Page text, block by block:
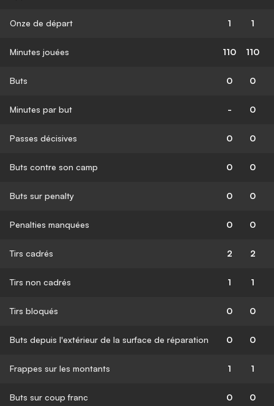
Onze de départ 1 1
Minutes jouées 110 110
Buts 0 0
Minutes par but - 0
Passes décisives 0 0
Buts contre son camp 0 0
Buts sur penalty 0 0
Penalties manquées 0 0
Tirs cadrés 2 2
Tirs non cadrés 1 1
Tirs bloqués 0 0
Buts depuis l'extérieur de la surface de réparation 0 0
Frappes sur les montants 1 1
Buts sur coup franc 0 0